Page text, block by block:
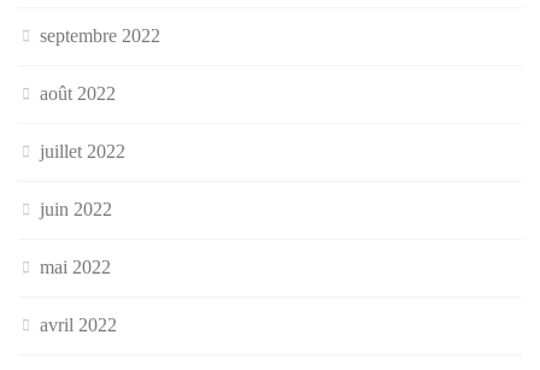
septembre 2022
août 2022
juillet 2022
juin 2022
mai 2022
avril 2022